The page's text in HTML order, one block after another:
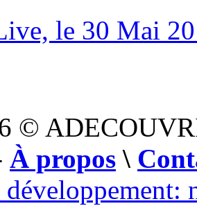
le 30 Mai
©
À propos \